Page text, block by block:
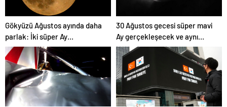
Gökyüzü Ağustos ayında daha
parlak: İki süper Ay
gözlemlenecek
30 Ağustos gecesi süper mavi
Ay gerçekleşecek ve aynı
ayda ikinci kez dolunay olacak